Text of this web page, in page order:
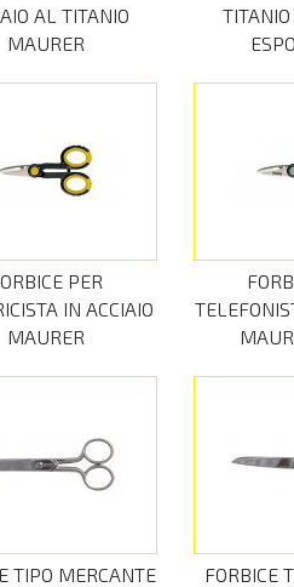
AL TITANIO
MAURER
PER
IN ACCIAIO
MAURER
TIPO MERCANTE
FORBICE